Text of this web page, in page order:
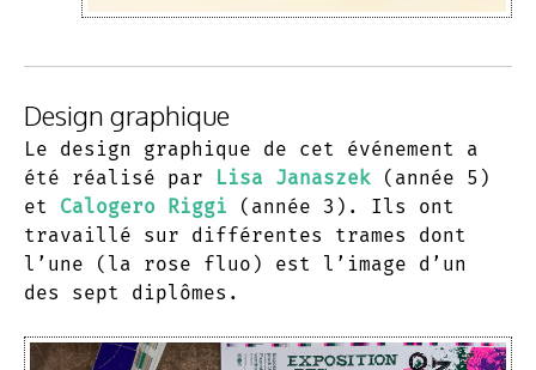
Design graphique
Le design graphique de cet événement a
été réalisé par
Lisa Janaszek (année 5)
et Calogero Riggi (année 3). Ils ont
travaillé sur différentes trames dont
l’une (la rose fluo) est l’image d’un
des sept diplômes.